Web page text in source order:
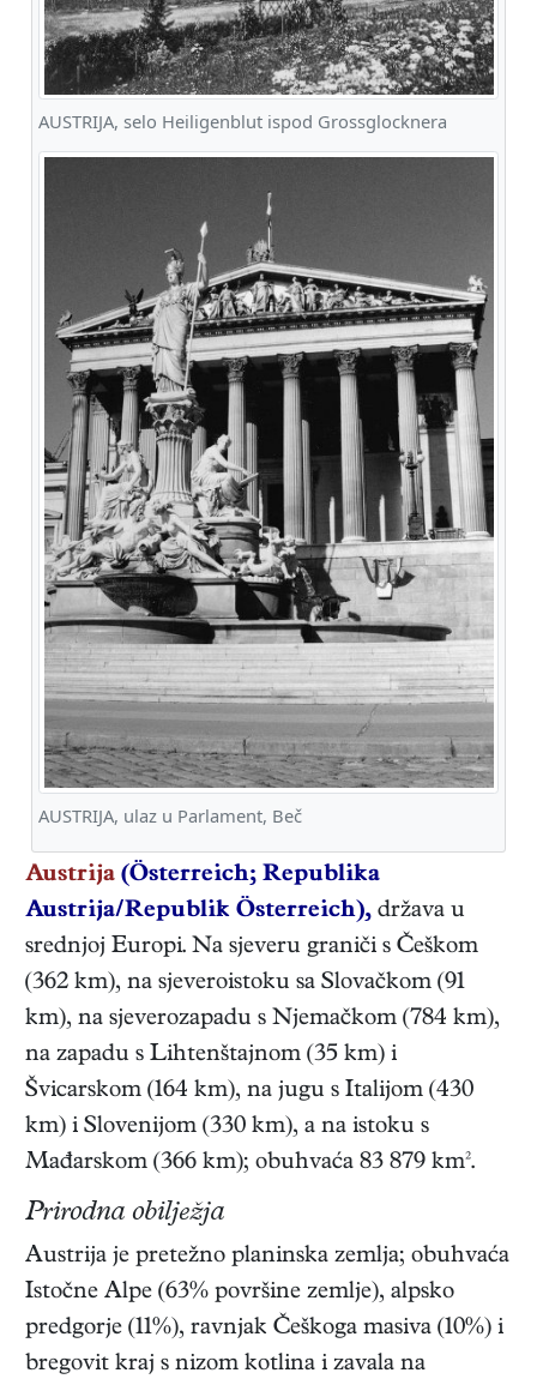
AUSTRIJA, selo Heiligenblut ispod Grossglocknera
AUSTRIJA, ulaz u Parlament, Beč
Austrija (Österreich; Republika
Austrija/Republik Österreich), država u
srednjoj Europi. Na sjeveru graniči s Češkom
(362 km), na sjeveroistoku sa Slovačkom (91
km), na sjeverozapadu s Njemačkom (784 km),
na zapadu s Lihtenštajnom (35 km) i
Švicarskom (164 km), na jugu s Italijom (430
km) i Slovenijom (330 km), a na istoku s
Mađarskom (366 km); obuhvaća 83 879 km².
Prirodna obilježja
Austrija je pretežno planinska zemlja; obuhvaća
Istočne Alpe (63% površine zemlje), alpsko
predgorje (11%), ravnjak Češkoga masiva (10%) i
bregovit kraj s nizom kotlina i zavala na